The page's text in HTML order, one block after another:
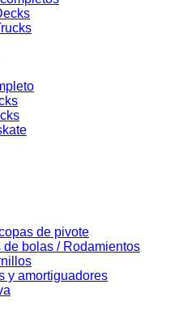
de pivote
de bolas / Rodamientos
y amortiguadores